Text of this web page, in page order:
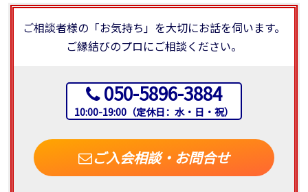
ご相談者様の「お気持ち」を大切にお話を伺います。
ご縁結びのプロにご相談ください。
050-5896-3884
10:00-19:00（定休日：水・日・祝）
ご入会相談・お問合せ